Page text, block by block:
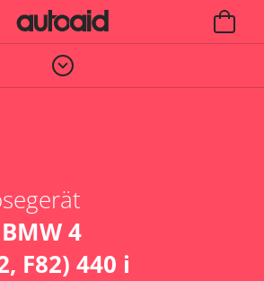
BMW 4
F82) 440 i